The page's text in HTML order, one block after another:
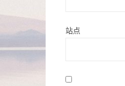
站点